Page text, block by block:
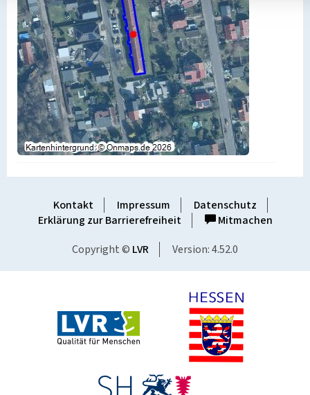
Kontakt Impressum
Datenschutz
Erklärung zur Barrierefreiheit
Mitmachen
Copyright © LVR Version: 4.52.0